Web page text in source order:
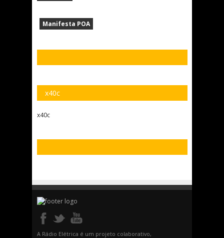
Manifesta POA
x40c
x40c
A Rádio Elétrica é um projeto colaborativo,